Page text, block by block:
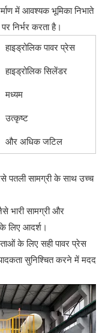
में आवश्यक भूमिका निभाते
निर्भर करता है।
हाइड्रोलिक पावर प्रेस
हाइड्रोलिक सिलेंडर
मध्यम
उत्कृष्ट
और अधिक जटिल
पतली सामग्री के साथ उच्च
भारी सामग्री और
के लिए आदर्श।
के लिए सही पावर प्रेस
सुनिश्चित करने में मदद